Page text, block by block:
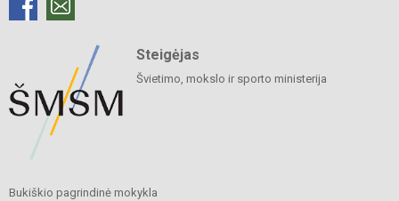
Steigėjas
Švietimo, mokslo ir sporto ministerija
Bukiškio pagrindinė mokykla